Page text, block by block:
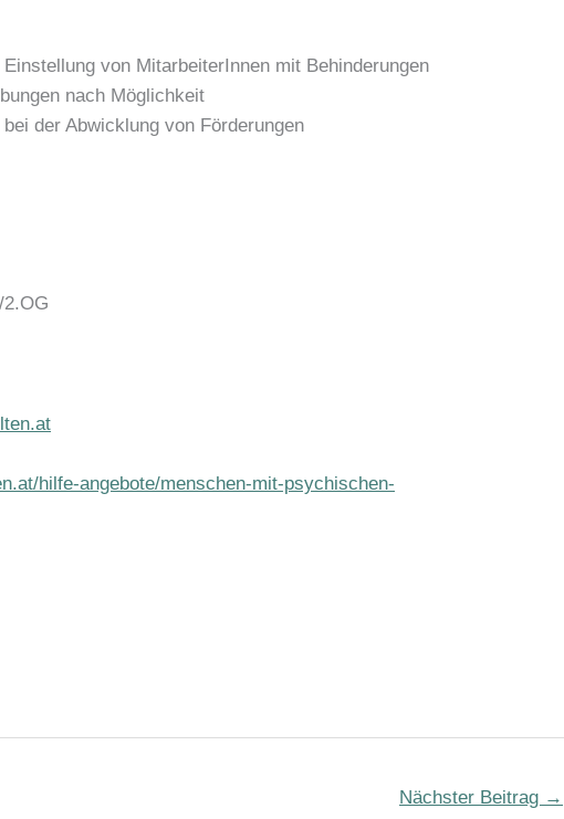
von MitarbeiterInnen mit Behinderungen
nach Möglichkeit
der Abwicklung von Förderungen
hilfe-angebote/menschen-mit-psychischen-
Nächster Beitrag →